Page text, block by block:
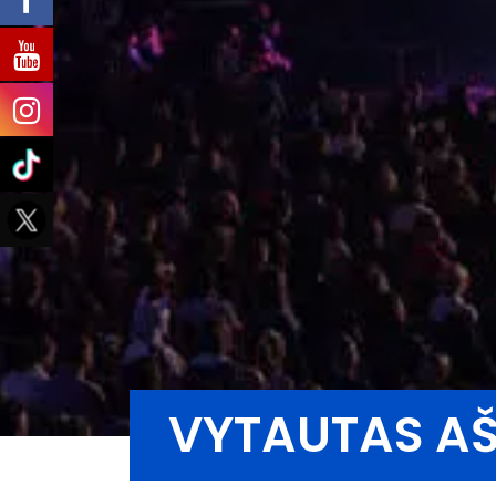
VYTAUTAS